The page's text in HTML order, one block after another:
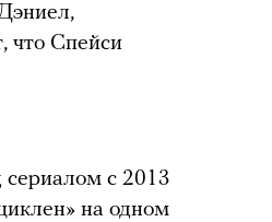
что Спейси
сериалом с 2013
на одном